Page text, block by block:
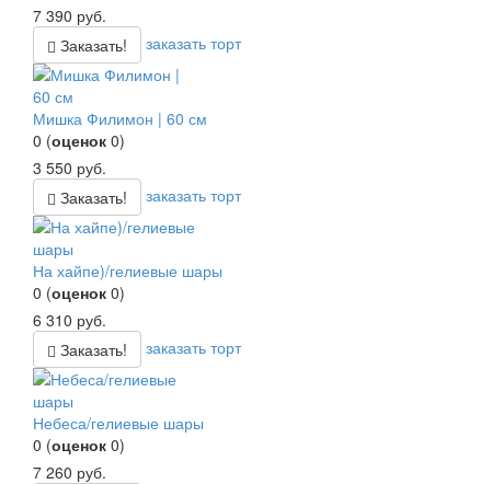
7 390 руб.
Заказать!
заказать торт
Мишка Филимон | 60 см
0 (оценок 0)
3 550 руб.
Заказать!
заказать торт
На хайпе)/гелиевые шары
0 (оценок 0)
6 310 руб.
Заказать!
заказать торт
Небеса/гелиевые шары
0 (оценок 0)
7 260 руб.